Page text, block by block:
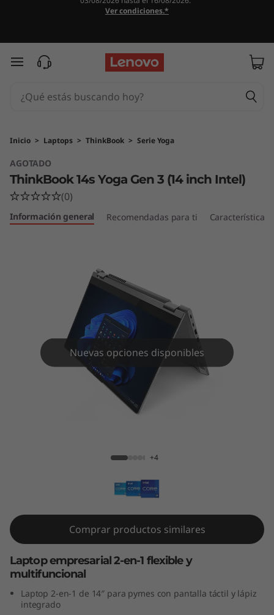
Ver condiciones.*
Ir al contenido principal
Inicio > Laptops > ThinkBook > Serie Yoga
AGOTADO
ThinkBook 14s Yoga Gen 3 (14 inch Intel)
(0)
Información general Recomendadas para ti Características
Nuevas opciones disponibles
+4
Comprar productos similares
Laptop empresarial 2-en-1 flexible y
multifuncional
Laptop 2-en-1 de 14″ para pymes con pantalla táctil y lápiz
integrado